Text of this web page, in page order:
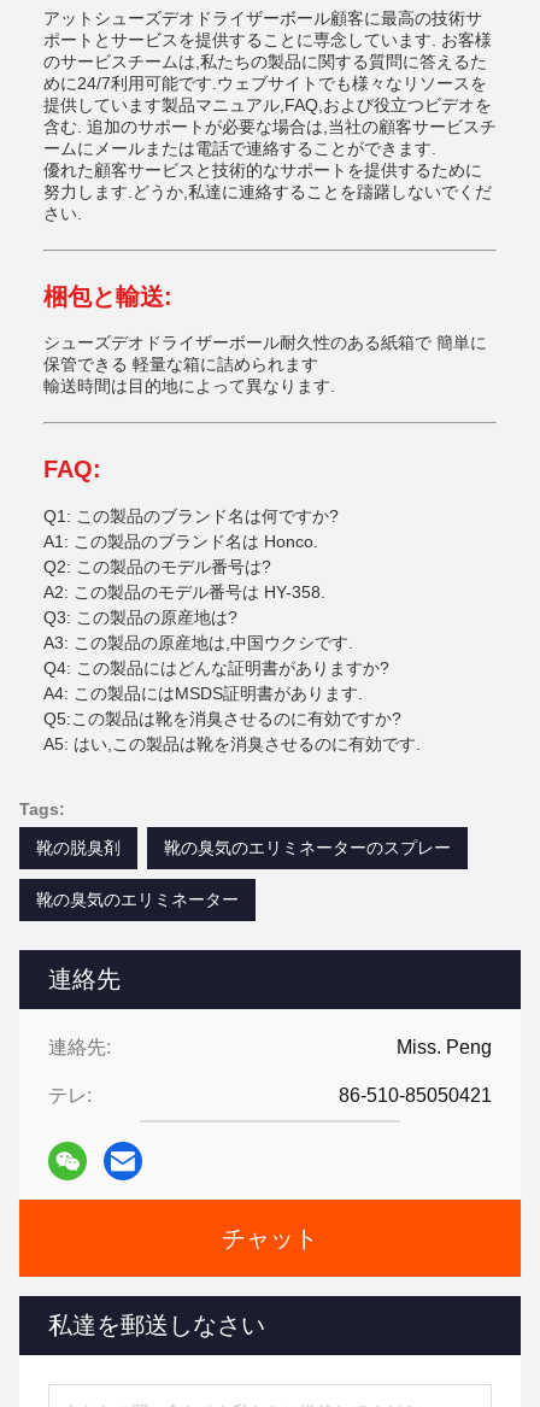
連絡先
連絡先: Miss. Peng
テレ: 86-510-85050421
チャット
私達を郵送しなさい
アット シューズデオドライザーボール顧客に最高の技術サ
ポートとサービスを提供することに専念しています. お客様
のサービスチームは,私たちの製品に関する質問に答えるた
めに24/7利用可能です.ウェブサイトでも様々なリソースを
提供しています製品マニュアル,FAQ,および役立つビデオを
含む. 追加のサポートが必要な場合は,当社の顧客サービスチ
ームにメールまたは電話で連絡することができます.
優れた顧客サービスと技術的なサポートを提供するために
努力します.どうか,私達に連絡することを躊躇しないでくだ
さい.
梱包と輸送:
シューズデオドライザーボール耐久性のある紙箱で 簡単に
保管できる 軽量な箱に詰められます
輸送時間は目的地によって異なります.
FAQ:
Q1: この製品のブランド名は何ですか?
A1: この製品のブランド名は Honco.
Q2: この製品のモデル番号は?
A2: この製品のモデル番号は HY-358.
Q3: この製品の原産地は?
A3: この製品の原産地は,中国ウクシです.
Q4: この製品にはどんな証明書がありますか?
A4: この製品にはMSDS証明書があります.
Q5:この製品は靴を消臭させるのに有効ですか?
A5: はい,この製品は靴を消臭させるのに有効です.
Tags:
靴の脱臭剤
靴の臭気のエリミネーターのスプレー
靴の臭気のエリミネーター